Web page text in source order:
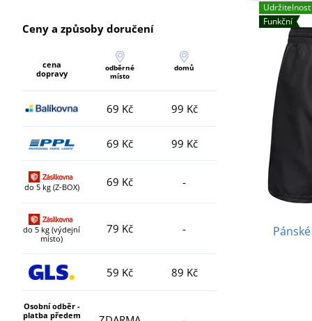
Ceny a způsoby doručení
cena
dopravy
odběrné
místo
domů
69 Kč 99 Kč
69 Kč 99 Kč
do 5 kg (Z-BOX) 69 Kč -
do 5 kg (výdejní
místo)
79 Kč -
59 Kč 89 Kč
Osobní odběr -
platba předem
Udržitelnost
Funkční